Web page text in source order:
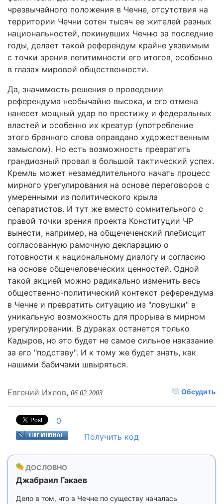
чрезвычайного положения в Чечне, отсутствия на
территории Чечни сотен тысяч ее жителей разных
национальностей, покинувших Чечню за последние
годы, делает такой референдум крайне уязвимым
с точки зрения легитимности его итогов, особенно
в глазах мировой общественности.
Да, значимость решения о проведении
референдума необычайно высока, и его отмена
нанесет мощный удар по престижу и федеральных
властей и особенно их креатур (употребление
этого бранного слова оправдано художественным
замыслом). Но есть возможность превратить
грандиозный провал в большой тактический успех.
Кремль может незамедлительного начать процесс
мирного урегулирования на основе переговоров с
умеренными из политического крыла
сепаратистов. И тут же вместо сомнительного с
правой точки зрения проекта Конституции ЧР
вынести, например, на общечеченский плебисцит
согласованную рамочную декларацию о
готовности к национальному диалогу и согласию
на основе общечеловеческих ценностей. Одной
такой акцией можно радикально изменить весь
общественно-политический контекст референдума
в Чечне и превратить ситуацию из "ловушки" в
уникальную возможность для прорыва в мирном
урегулировании. В дураках останется только
Кадыров, но это будет не самое сильное наказание
за его "подставу". И к тому же будет знать, как
нашими бабичами швыряться.
Обсудить
Евгений Ихлов, 06.02.2003
0
Получить код
ДОСЛОВНО
Джабраил Гакаев
Дело в том, что в Чечне по существу началась